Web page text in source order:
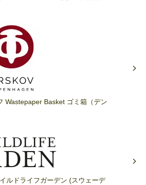
Wastepaper Basket ゴミ箱（デン
ルドライフガーデン (スウェーデ